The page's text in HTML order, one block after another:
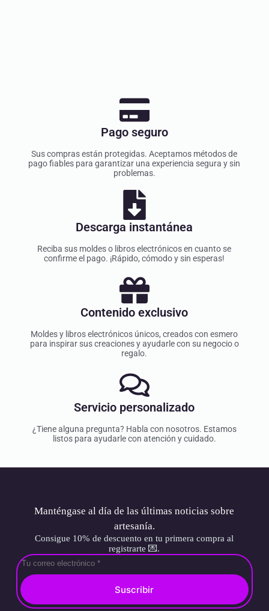
Pago seguro
Sus compras están protegidas. Aceptamos métodos de
pago fiables para garantizar una experiencia segura y sin
problemas.
Descarga instantánea
Reciba sus moldes o libros electrónicos en cuanto se
confirme el pago. ¡Rápido, cómodo y sin esperas!
Contenido exclusivo
Moldes y libros electrónicos únicos, creados con esmero
para inspirar sus creaciones y ayudarle con su negocio o
regalo.
Servicio personalizado
¿Tiene alguna pregunta? Habla con nosotros. Estamos
listos para ayudarle con atención y cuidado.
Manténgase al día de las últimas noticias sobre
artesanía.
Consigue 10% de descuento en tu primera compra al
registrarte 💌.
Suscribir